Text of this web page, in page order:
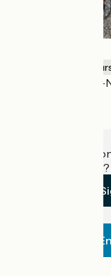
Loueurs/
Saint-Laurent-
Une
établissement ?